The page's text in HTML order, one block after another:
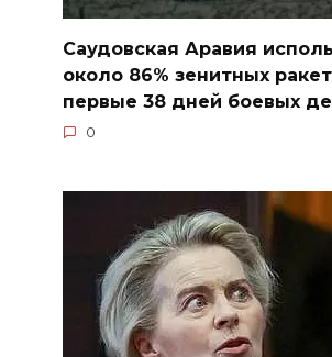
Саудовская Аравия
около 86% зенитных ракет
первые 38 дней боевых
0